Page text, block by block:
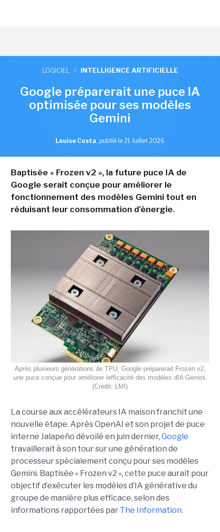
LOGICIEL / INTELLIGENCE ARTIFICIELLE
Google préparerait une puce IA
optimisée pour ses modèles
Gemini
Louise Costa, publié le 21 Juillet 2026
Baptisée « Frozen v2 », la future puce IA de
Google serait conçue pour améliorer le
fonctionnement des modèles Gemini tout en
réduisant leur consommation d'énergie.
Après plusieurs générations de TPU, Google préparerait Frozen v2,
une puce conçue pour améliorer lefficacité des modèles dIA Gemini.
(Crédit: LMI)
La course aux accélérateurs IA maison franchit une
nouvelle étape. Après OpenAI et son projet de puce
interne Jalapeño dévoilé en juin dernier, Google
travaillerait à son tour sur une génération de
processeur spécialement conçu pour ses modèles
Gemini. Baptisée « Frozen v2 », cette puce aurait pour
objectif d’exécuter les modèles d’IA générative du
groupe de manière plus efficace, selon des
informations rapportées par The Information.